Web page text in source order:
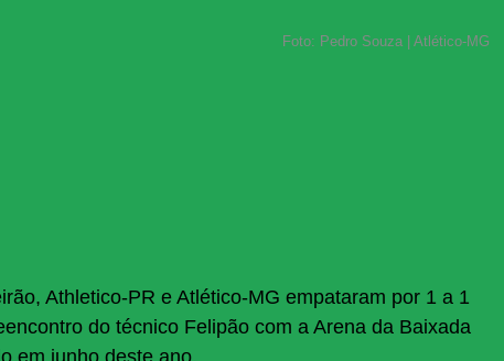
Foto: Pedro Souza | Atlético-MG
Athletico-PR e Atlético-MG empataram por 1 a 1
do técnico Felipão com a Arena da Baixada
em junho deste ano.